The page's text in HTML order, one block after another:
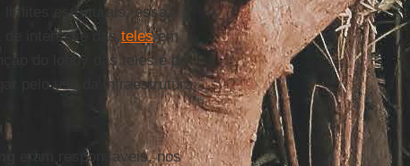
estruturais; essa
interesse das telesem
do lobby das teles é de
pelo uso da infraestrutura
eram responsáveis, nos